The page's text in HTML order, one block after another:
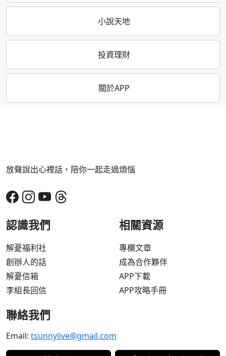
小說天地
投資理財
關於APP
放聲說出心裡話，陪你一起走過煩惱
認識我們
解憂福利社
創辦人的話
解憂信箱
李組長回信
相關資源
專欄文章
成為合作夥伴
APP下載
APP攻略手冊
聯絡我們
Email: tsunnylive@gmail.com